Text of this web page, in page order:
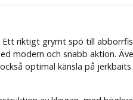
Ett riktigt grymt spö till
modern och snabb aktion.
optimal känsla på